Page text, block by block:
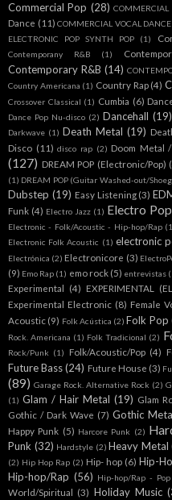
Commercial Pop (28) COMMERCIAL
Dance (11) COMMERCIAL VOCAL
ELECTRONIC POP SYNTH POP
(1)
Contemporany R&B (1)
Contemporary R&B (14)
Country Americana (1) Country Rap (4)
Crossover Classical (1) Cumbia (6)
Dance Pop Nu-disco (2) Dancehall (19)
Darkwave (1) Death Metal (19)
Disco (11) disco rap (2) Doom Metal
(127) DREAM POP (Electronic/Pop)
(1) DREAM POP (Guitar Washed-out/
Dubstep (19) Easy Listening (3)
Funk (4) Electro Jazz (1) Electro Pop
Electronic - Folk/Acoustic - Hip-hop/Rap
Electronic Folk Acoustic (1) electronic
Electrónica (2) Electronicore (3)
(9) Emo Rap (1) emo rock (5) entrevistas
Experimental (4) EXPERIMENTAL
Experimental Electronic (8) Female
Acoustic (9) Folk Acústica (2) Folk Pop
Rock. Americana (1) Folk Tradicional (2)
Rock/Punk (1) Folk/Acoustic/Pop (4)
Future Bass (24) Future House (3)
(89) Garage Rock. Alternative Rock (2)
(1) Glam / Hair Metal (19) Glam
Gothic / Dark Wave (7) Gothic
Happy Punk (5) Harcore Punk (2)
Punk (32) Hardstyle (2) Heavy Metal
(2) Hip Hop Rap (2) Hip- hop (6) Hip-
Hip-hop/Rap (56) Hip-hop/Rap -
World/Spiritual (3) Holiday Music